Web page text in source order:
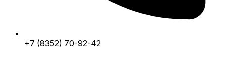
+7 (8352) 70-92-42